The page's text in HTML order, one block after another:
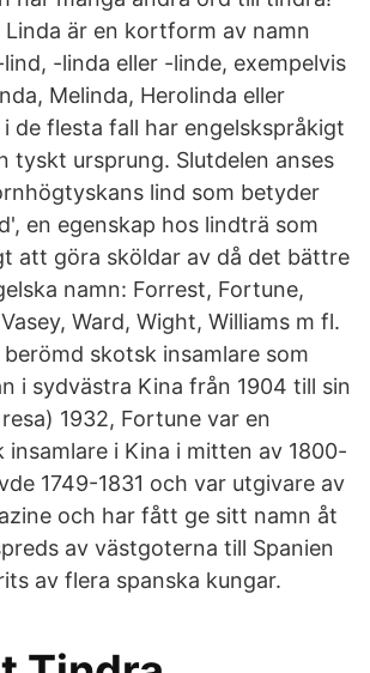
Linda är en kortform av namn
-linda eller -linde, exempelvis
Melinda, Herolinda eller
i de flesta fall har engelskspråkigt
tyskt ursprung. Slutdelen anses
lind som betyder
en egenskap hos lindträ som
att göra sköldar av då det bättre
namn: Forrest, Fortune,
Ward, Wight, Williams m fl.
skotsk insamlare som
i sydvästra Kina från 1904 till sin
1932, Fortune var en
insamlare i Kina i mitten av 1800-
1749-1831 och var utgivare av
och har fått ge sitt namn åt
av västgoterna till Spanien
av flera spanska kungar.